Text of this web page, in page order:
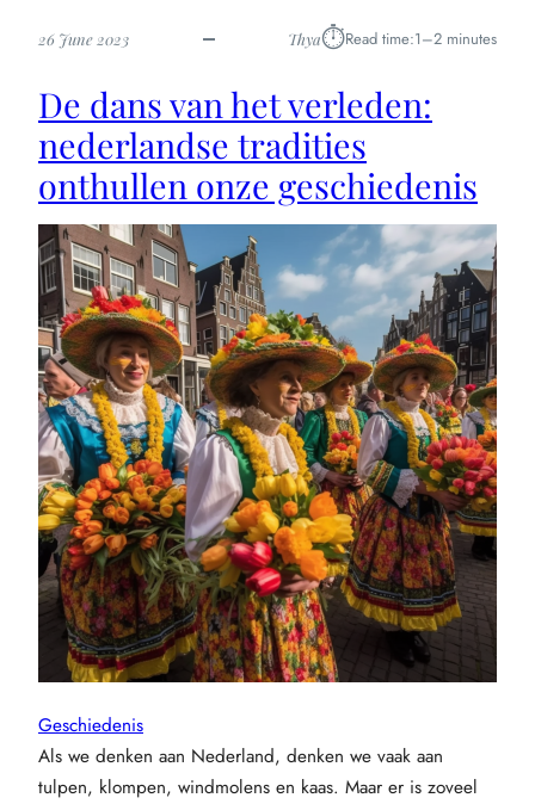
26 June 2023 Thya⏱︎Read time:1–2 minutes
De dans van het verleden:
nederlandse tradities
onthullen onze geschiedenis
Geschiedenis
Als we denken aan Nederland, denken we vaak aan
tulpen, klompen, windmolens en kaas. Maar er is zoveel